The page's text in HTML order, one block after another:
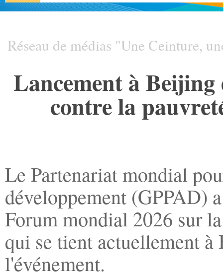
Réseau de médias "Une Ceinture,
Lancement à
contre la
Le Partenariat mondial
développement (GPPAD)
Forum mondial 2026 sur
qui se tient actuellement
l'événement.